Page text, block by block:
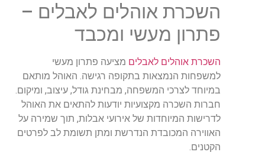
השכרת אוהלים לאבלים –
פתרון מעשי ומכבד
השכרת אוהלים לאבלים מציעה פתרון מעשי
למשפחות הנמצאות בתקופה רגישה. האוהל מותאם
במיוחד לצרכי המשפחה, מבחינת גודל, עיצוב, ומיקום.
חברות השכרה מקצועיות יודעות להתאים את האוהל
לדרישות המיוחדות של אירועי אבלות, תוך שמירה על
האווירה המכובדת הנדרשת ומתן תשומת לב לפרטים
הקטנים.